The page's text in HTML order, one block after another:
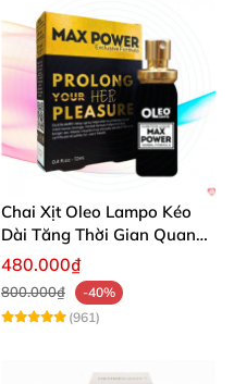
Chai Xịt Oleo Lampo Kéo
Dài Tăng Thời Gian Quan
Hệ Chính Hãng
480.000₫
800.000₫
-40%
(961)